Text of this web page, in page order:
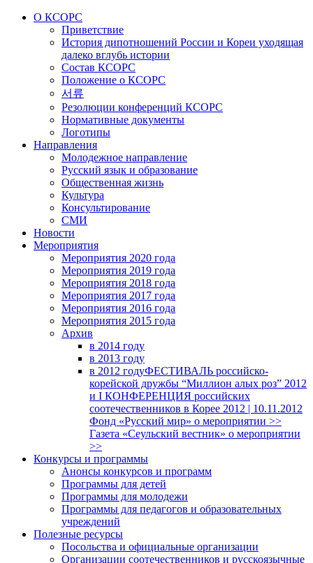
О КСОРС
Приветствие
История дипотношений России и Кореи уходящая
далеко вглубь истории
Состав КСОРС
Положение о КСОРС
서류
Резолюции конференций КСОРС
Нормативные документы
Логотипы
Направления
Молодежное направление
Русский язык и образование
Общественная жизнь
Культура
Консультирование
СМИ
Новости
Мероприятия
Мероприятия 2020 года
Мероприятия 2019 года
Мероприятия 2018 годa
Мероприятия 2017 года
Мероприятия 2016 года
Мероприятия 2015 года
Архив
в 2014 году
в 2013 году
в 2012 годуФЕСТИВАЛЬ российско-
корейской дружбы “Миллион алых роз” 2012
и I КОНФЕРЕНЦИЯ российских
соотечественников в Корее 2012 | 10.11.2012
Фонд «Русский мир» о мероприятии >>
Газета «Сеульский вестник» о мероприятии
>>
Конкурсы и программы
Анонсы конкурсов и программ
Программы для детей
Программы для молодежи
Программы для педагогов и образовательных
учреждений
Полезные ресурсы
Посольства и официальные организации
Организации соотечественников и русскоязычные